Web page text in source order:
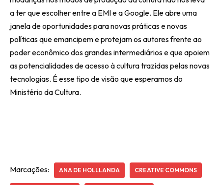
a ter que escolher entre a EMI e a Google. Ele abre uma
janela de oportunidades para novas práticas e novas
políticas que emancipem e protejam os autores frente ao
poder econômico dos grandes intermediários e que apoiem
as potencialidades de acesso à cultura trazidas pelas novas
tecnologias. É esse tipo de visão que esperamos do
Ministério da Cultura.
Marcações: ANA DE HOLLLANDA CREATIVE COMMONS